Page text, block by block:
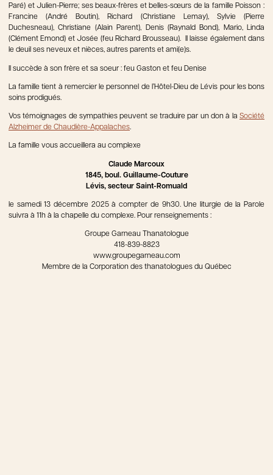
Paré) et Julien-Pierre; ses beaux-frères et belles-sœurs de la famille Poisson :
Francine (André Boutin), Richard (Christiane Lemay), Sylvie (Pierre
Duchesneau), Christiane (Alain Parent), Denis (Raynald Bond), Mario, Linda
(Clément Emond) et Josée (feu Richard Brousseau). Il laisse également dans
le deuil ses neveux et nièces, autres parents et ami(e)s.
Il succède à son frère et sa soeur : feu Gaston et feu Denise
La famille tient à remercier le personnel de l’Hôtel-Dieu de Lévis pour les bons
soins prodigués.
Vos témoignages de sympathies peuvent se traduire par un don à la Société
Alzheimer de Chaudière-Appalaches.
La famille vous accueillera au complexe
Claude Marcoux
1845, boul. Guillaume-Couture
Lévis, secteur Saint-Romuald
le samedi 13 décembre 2025 à compter de 9h30. Une liturgie de la Parole
suivra à 11h à la chapelle du complexe. Pour renseignements :
Groupe Garneau Thanatologue
418-839-8823
www.groupegarneau.com
Membre de la Corporation des thanatologues du Québec